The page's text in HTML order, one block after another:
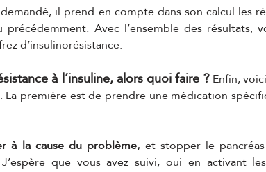
il prend en compte dans son calcul les
précédemment. Avec l’ensemble des résultats,
d’insulinorésistance.
à l’insuline, alors quoi faire ? Enfin,
La première est de prendre une médication
à la cause du problème, et stopper le
que vous avez suivi, oui en activant